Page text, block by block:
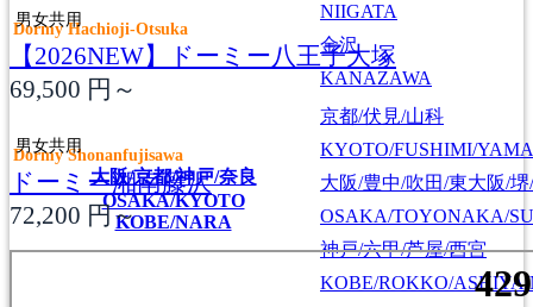
NIIGATA
金沢
KANAZAWA
大阪/京都/神戸/奈良
OSAKA/KYOTO
KOBE/NARA
京都/伏見/山科
KYOTO/FUSHIMI/
大阪/豊中/吹田/東大阪/
OSAKA/TOYONAKA/
神戸/六甲/芦屋/西宮
KOBE/ROKKO/
男女共用
Dormy Hachioji-Otsuka
【2026NEW】ドーミー八王子大塚
69,500 円～
男女共用
Dormy Shonanfujisawa
ドーミー湘南藤沢
72,200 円～